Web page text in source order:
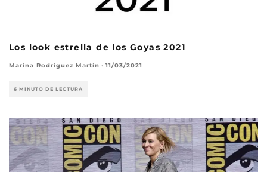
Los look estrella de los Goyas 2021
Marina Rodríguez Martín · 11/03/2021
6 MINUTO DE LECTURA